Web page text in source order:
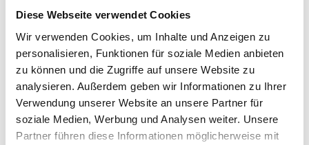
Diese Webseite verwendet Cookies
Wir verwenden Cookies, um Inhalte und Anzeigen zu
personalisieren, Funktionen für soziale Medien anbieten
zu können und die Zugriffe auf unsere Website zu
analysieren. Außerdem geben wir Informationen zu Ihrer
Verwendung unserer Website an unsere Partner für
soziale Medien, Werbung und Analysen weiter. Unsere
Partner führen diese Informationen möglicherweise mit